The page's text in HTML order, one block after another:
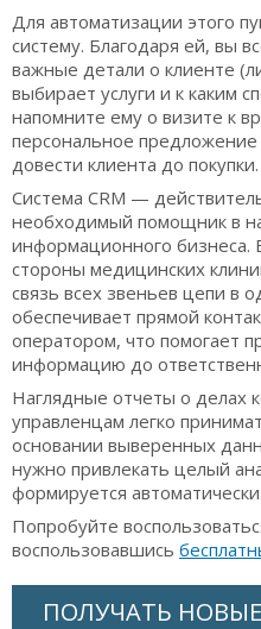
Для автоматизации этого
систему. Благодаря ей, вы
важные детали о клиенте
выбирает услуги и к каким
напомните ему о визите к
персональное
довести клиента до покупки.
Система CRM —
необходимый помощник в
информационного бизнеса.
стороны медицинских
связь всех звеньев цепи в
обеспечивает прямой
оператором, что помогает
информацию до
Наглядные отчеты о делах
управленцам легко
основании выверенных
нужно привлекать целый
формируется автоматически.
Попробуйте
воспользовавшись
ПОЛУЧАТЬ